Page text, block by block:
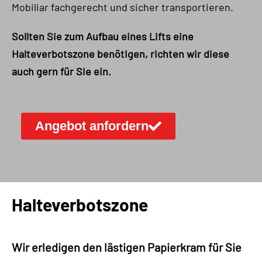
Mobiliar fachgerecht und sicher transportieren.
Sollten Sie zum Aufbau eines Lifts eine
Halteverbotszone benötigen, richten wir diese
auch gern für Sie ein.
Angebot anfordern
Halteverbotszone
Wir erledigen den lästigen Papierkram für Sie